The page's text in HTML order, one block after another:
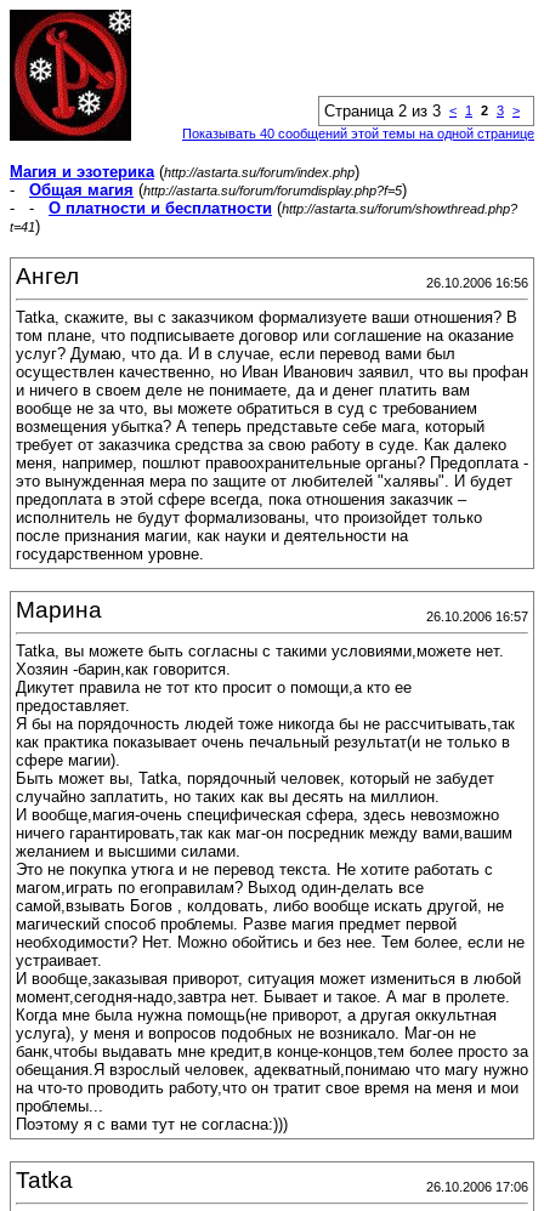
Страница 2 из 3 < 1 2 3 >
Показывать 40 сообщений этой темы на одной странице
Магия и эзотерика(http://astarta.su/forum/index.php)
- Общая магия (http://astarta.su/forum/forumdisplay.php?f=5)
- - О платности и бесплатности (http://astarta.su/forum/showthread.php?
t=41)
Ангел 26.10.2006 16:56
Tatka, скажите, вы с заказчиком формализуете ваши отношения? В
том плане, что подписываете договор или соглашение на оказание
услуг? Думаю, что да. И в случае, если перевод вами был
осуществлен качественно, но Иван Иванович заявил, что вы профан
и ничего в своем деле не понимаете, да и денег платить вам
вообще не за что, вы можете обратиться в суд с требованием
возмещения убытка? А теперь представьте себе мага, который
требует от заказчика средства за свою работу в суде. Как далеко
меня, например, пошлют правоохранительные органы? Предоплата -
это вынужденная мера по защите от любителей "халявы". И будет
предоплата в этой сфере всегда, пока отношения заказчик –
исполнитель не будут формализованы, что произойдет только
после признания магии, как науки и деятельности на
государственном уровне.
Марина 26.10.2006 16:57
Tatka, вы можете быть согласны с такими условиями,можете нет.
Хозяин -барин,как говорится.
Дикутет правила не тот кто просит о помощи,а кто ее
предоставляет.
Я бы на порядочность людей тоже никогда бы не рассчитывать,так
как практика показывает очень печальный результат(и не только в
сфере магии).
Быть может вы, Tatka, порядочный человек, который не забудет
случайно заплатить, но таких как вы десять на миллион.
И вообще,магия-очень специфическая сфера, здесь невозможно
ничего гарантировать,так как маг-он посредник между вами,вашим
желанием и высшими силами.
Это не покупка утюга и не перевод текста. Не хотите работать с
магом,играть по егоправилам? Выход один-делать все
самой,взывать Богов , колдовать, либо вообще искать другой, не
магический способ проблемы. Разве магия предмет первой
необходимости? Нет. Можно обойтись и без нее. Тем более, если не
устраивает.
И вообще,заказывая приворот, ситуация может измениться в любой
момент,сегодня-надо,завтра нет. Бывает и такое. А маг в пролете.
Когда мне была нужна помощь(не приворот, а другая оккультная
услуга), у меня и вопросов подобных не возникало. Маг-он не
банк,чтобы выдавать мне кредит,в конце-концов,тем более просто за
обещания.Я взрослый человек, адекватный,понимаю что магу нужно
на что-то проводить работу,что он тратит свое время на меня и мои
проблемы...
Поэтому я с вами тут не согласна:)))
Tatka 26.10.2006 17:06